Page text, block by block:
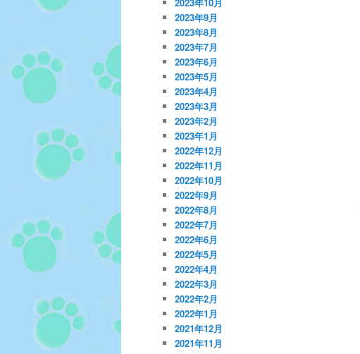
2023年9月
2023年8月
2023年7月
2023年6月
2023年5月
2023年4月
2023年3月
2023年2月
2023年1月
2022年12月
2022年11月
2022年10月
2022年9月
2022年8月
2022年7月
2022年6月
2022年5月
2022年4月
2022年3月
2022年2月
2022年1月
2021年12月
2021年11月